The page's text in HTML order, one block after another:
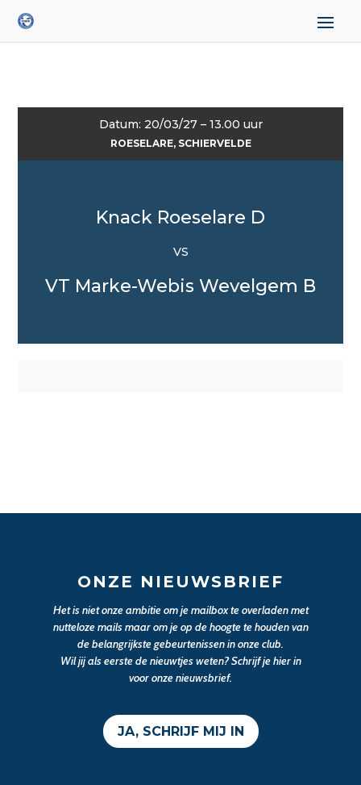
Datum: 20/03/27 – 13.00 uur
ROESELARE, SCHIERVELDE
Knack Roeselare D
VS
VT Marke-Webis Wevelgem B
ONZE NIEUWSBRIEF
Het is niet onze ambitie om je mailbox te overladen met
nutteloze mails maar om je op de hoogte te houden van
de belangrijkste gebeurtenissen in onze club.
Wil jij als eerste de nieuwtjes weten? Schrijf je hier in
voor onze nieuwsbrief.
JA, SCHRIJF MIJ IN